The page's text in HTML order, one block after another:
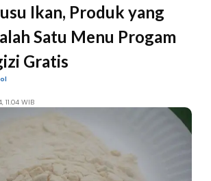
Ikan, Produk yang
Satu Menu Progam
Gratis
11.04 WIB